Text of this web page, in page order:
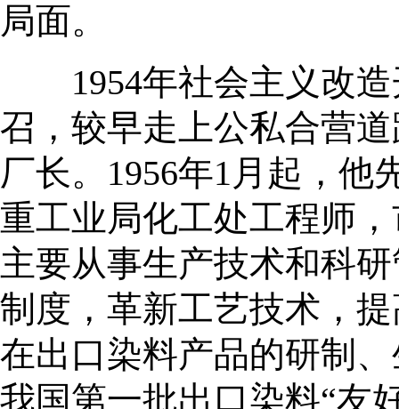
局面。
1954年社会主义改造
召，较早走上公私合营
厂长。1956年1月起，他
重工业局化工处工程师
主要从事生产技术和科
制度，革新工艺技术，
在出口染料产品的研制
我国第一批出口染料“友